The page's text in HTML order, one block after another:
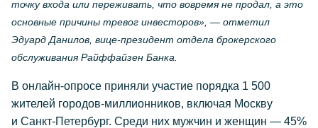
точку входа или переживать, что вовремя не продал, а это
основные причины тревог инвесторов», — отметил
Эдуард Данилов, вице-президент отдела брокерского
обслуживания Райффайзен Банка.
В онлайн-опросе приняли участие порядка 1 500
жителей городов-миллионников, включая Москву
и Санкт-Петербург. Среди них мужчин и женщин — 45%